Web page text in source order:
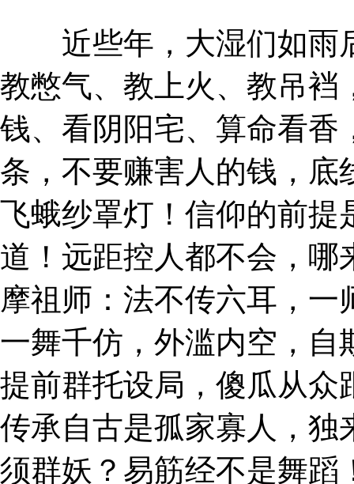
近些年，大湿们如雨
教憋气、教上火、教吊裆
钱、看阴阳宅、算命看香
条，不要赚害人的钱，底
飞蛾纱罩灯！信仰的前提
道！远距控人都不会，哪
摩祖师：法不传六耳，
一舞千仿，外滥内空，自
提前群托设局，傻瓜从众
传承自古是孤家寡人，独
须群妖？易筋经不是舞蹈